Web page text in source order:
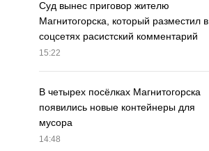
Суд вынес приговор жителю
Магнитогорска, который разместил в
соцсетях расистский комментарий
15:22
В четырех посёлках Магнитогорска
появились новые контейнеры для
мусора
14:48